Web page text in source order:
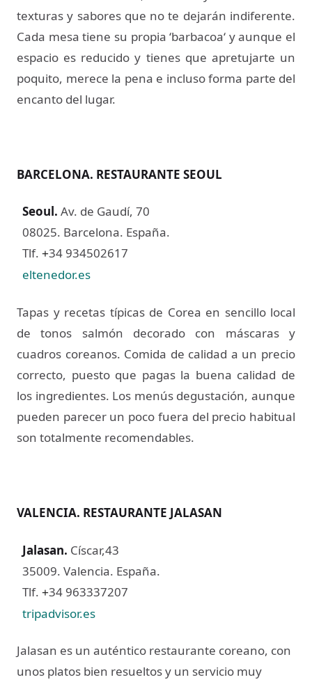
texturas y sabores que no te dejarán indiferente.
Cada mesa tiene su propia ‘barbacoa‘ y aunque el
espacio es reducido y tienes que apretujarte un
poquito, merece la pena e incluso forma parte del
encanto del lugar.
BARCELONA. RESTAURANTE SEOUL
Seoul. Av. de Gaudí, 70
08025. Barcelona. España.
Tlf. +34 934502617
eltenedor.es
Tapas y recetas típicas de Corea en sencillo local
de tonos salmón decorado con máscaras y
cuadros coreanos. Comida de calidad a un precio
correcto, puesto que pagas la buena calidad de
los ingredientes. Los menús degustación, aunque
pueden parecer un poco fuera del precio habitual
son totalmente recomendables.
VALENCIA. RESTAURANTE JALASAN
Jalasan. Císcar,43
35009. Valencia. España.
Tlf. +34 963337207
tripadvisor.es
Jalasan es un auténtico restaurante coreano, con
unos platos bien resueltos y un servicio muy